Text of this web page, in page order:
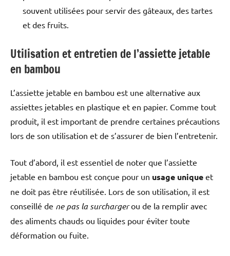
souvent utilisées pour servir des gâteaux, des tartes
et des fruits.
Utilisation et entretien de l’assiette jetable
en bambou
L’assiette jetable en bambou est une alternative aux
assiettes jetables en plastique et en papier. Comme tout
produit, il est important de prendre certaines précautions
lors de son utilisation et de s’assurer de bien l’entretenir.
Tout d’abord, il est essentiel de noter que l’assiette
jetable en bambou est conçue pour un usage unique et
ne doit pas être réutilisée. Lors de son utilisation, il est
conseillé de ne pas la surchargerou de la remplir avec
des aliments chauds ou liquides pour éviter toute
déformation ou fuite.